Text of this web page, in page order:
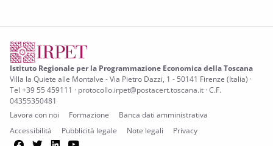
Istituto Regionale per la Programmazione Economica della Toscana
Villa la Quiete alle Montalve - Via Pietro Dazzi, 1 - 50141 Firenze (Italia) ·
Tel +39 55 459111 · protocollo.irpet@postacert.toscana.it · C.F.
04355350481
Lavora con noi
Formazione
Banca dati amministrativa
Accessibilità
Pubblicità legale Note legali Privacy